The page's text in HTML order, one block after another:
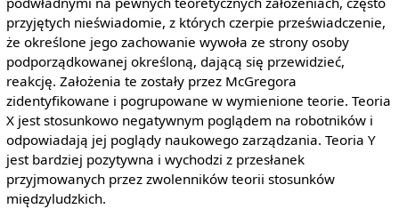
przyjętych nieświadomie, z których czerpie przeświadczenie,
że określone jego zachowanie wywoła ze strony osoby
podporządkowanej określoną, dającą się przewidzieć,
reakcję. Założenia te zostały przez McGregora
zidentyfikowane i pogrupowane w wymienione teorie. Teoria
X jest stosunkowo negatywnym poglądem na robotników i
odpowiadają jej poglądy naukowego zarządzania. Teoria Y
jest bardziej pozytywna i wychodzi z przesłanek
przyjmowanych przez zwolenników teorii stosunków
międzyludzkich.